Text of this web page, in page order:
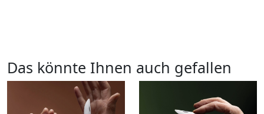
Das könnte Ihnen auch gefallen